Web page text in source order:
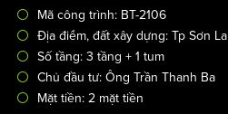
Mã công trình: BT-2106
Địa điểm, đất xây dựng: Tp Sơn La
Số tầng: 3 tầng + 1 tum
Chủ đầu tư: Ông Trần Thanh Ba
Mặt tiền: 2 mặt tiền